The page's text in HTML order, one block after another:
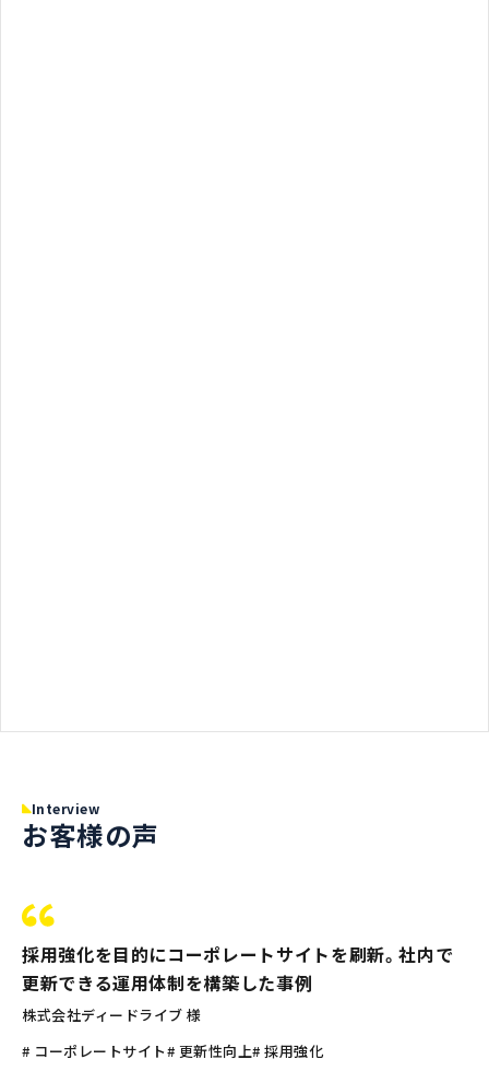
Interview
お客様の声
採用強化を目的にコーポレートサイトを刷新。社内で
更新できる運用体制を構築した事例
株式会社ディードライブ 様
# コーポレートサイト# 更新性向上# 採用強化